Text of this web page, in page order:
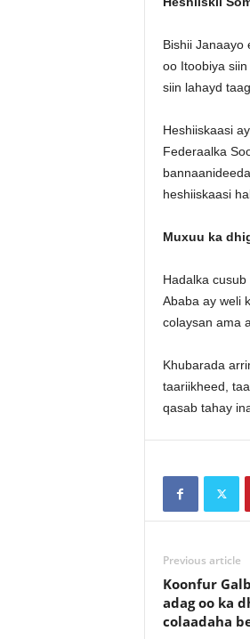
Bishii Janaayo
oo Itoobiya
siin lahayd
Heshiiskaasi
Federaalka
heshiiskaasi
Muxuu ka
Hadalka
Ababa ay weli
colaysan ama
Khubarada
taariikheed,
qasab tahay
Previous article
Koonfur
adag oo ka
colaadaha